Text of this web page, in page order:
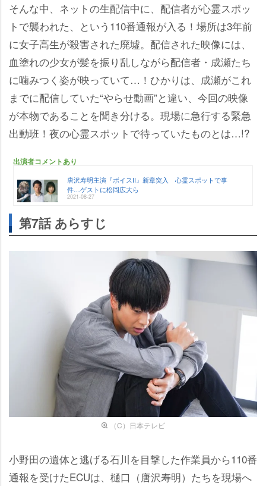
そんな中、ネットの生配信中に、配信者が心霊スポッ
トで襲われた、という110番通報が入る！場所は3年前
に女子高生が殺害された廃墟。配信された映像には、
血塗れの少女が髪を振り乱しながら配信者・成瀬たち
に噛みつく姿が映っていて…！ひかりは、成瀬がこれ
までに配信していた“やらせ動画”と違い、今回の映像
が本物であることを聞き分ける。現場に急行する緊急
出動班！夜の心霊スポットで待っていたものとは…!?
出演者コメントあり
唐沢寿明主演『ボイスII』新章突入 心霊スポットで事
件…ゲストに松岡広大ら
2021-08-27
第7話 あらすじ
（C）日本テレビ
小野田の遺体と逃げる石川を目撃した作業員から110番
通報を受けたECUは、樋口（唐沢寿明）たちを現場へ